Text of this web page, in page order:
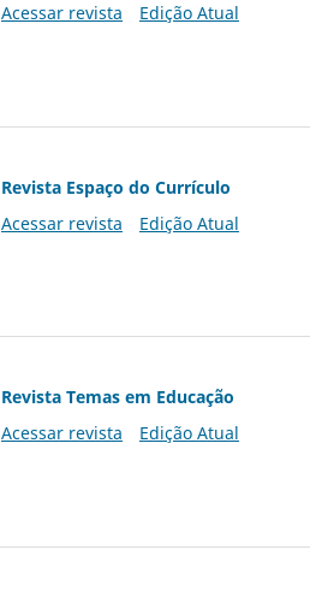
Acessar revista
Edição Atual
Revista Espaço do Currículo
Acessar revista
Edição Atual
Revista Temas em Educação
Acessar revista
Edição Atual